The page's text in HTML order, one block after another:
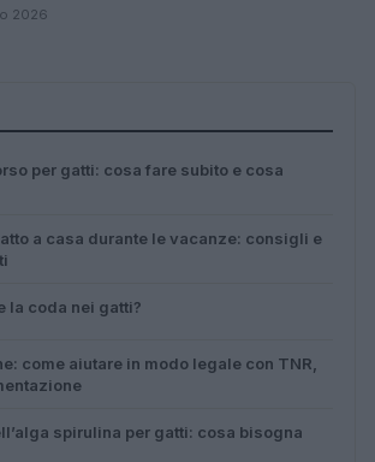
2026
per gatti: cosa fare subito e cosa
a casa durante le vacanze: consigli e
la coda nei gatti?
come aiutare in modo legale con TNR,
spirulina per gatti: cosa bisogna